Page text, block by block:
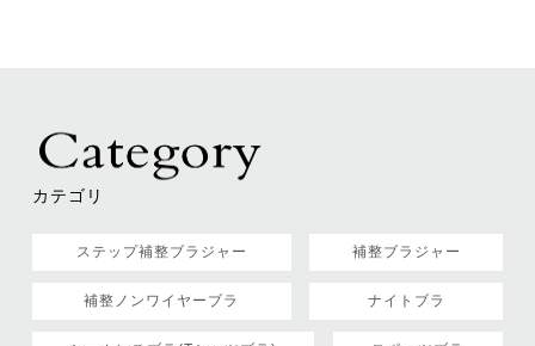
カテゴリ
ステップ補整ブラジャー 補整ブラジャー
補整ノンワイヤーブラ ナイトブラ